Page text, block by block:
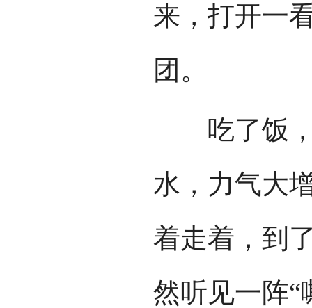
来，打开一
团。
吃了饭，
水，力气大
着走着，到
然听见一阵“